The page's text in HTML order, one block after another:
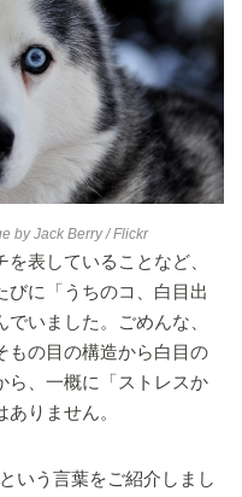
byJack Berry/ Flickr
表していることなど、
びに「うちのコ、白目出
いました。ごめんな、
もの目の構造から白目の
ら、一概に「ストレスか
りません。
いう言葉をご紹介しまし